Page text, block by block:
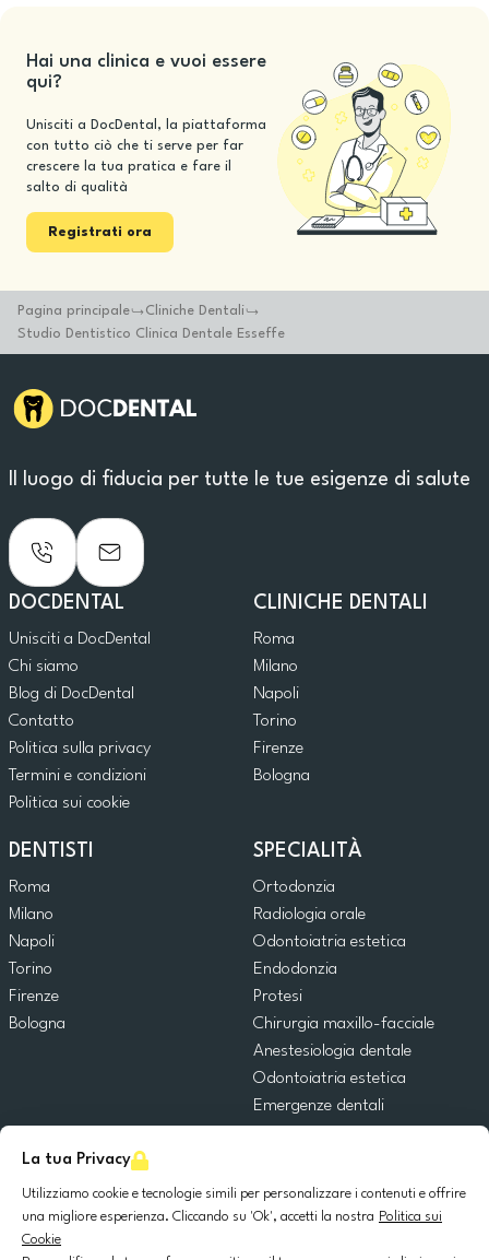
La tua Privacy
Utilizziamo cookie e tecnologie simili per personalizzare i contenuti e offrire
una migliore esperienza. Cliccando su 'Ok', accetti la nostra Politica sui
Cookie
Hai una clinica e vuoi essere
qui?
Unisciti a DocDental, la piattaforma
con tutto ciò che ti serve per far
crescere la tua pratica e fare il
salto di qualità
Registrati ora
Pagina principale
Cliniche Dentali
Studio Dentistico Clinica Dentale Esseffe
Il luogo di fiducia per tutte le tue esigenze di salute
DOCDENTAL
Unisciti a DocDental
Chi siamo
Blog di DocDental
Contatto
Politica sulla privacy
Termini e condizioni
Politica sui cookie
CLINICHE DENTALI
Roma
Milano
Napoli
Torino
Firenze
Bologna
DENTISTI
Roma
Milano
Napoli
Torino
Firenze
Bologna
SPECIALITÀ
Ortodonzia
Radiologia orale
Odontoiatria estetica
Endodonzia
Protesi
Chirurgia maxillo-facciale
Anestesiologia dentale
Odontoiatria estetica
Emergenze dentali
Chirurgia orale
Implantologia dentale